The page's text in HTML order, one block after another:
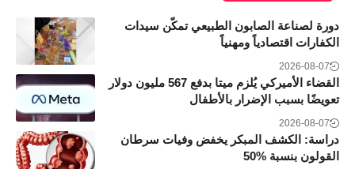
دورة لصناعة الصابون الطبيعي تمكّن سيدات
الكفارات اقتصادياً ومهنياً
2026-08-07
القضاء الأميركي يُلزم ميتا بدفع 567 مليون دولار
تعويضًا بسبب الإضرار بالأطفال
2026-08-07
دراسة: الكشف المبكر يخفض وفيات سرطان
القولون بنسبة 50‎%‎